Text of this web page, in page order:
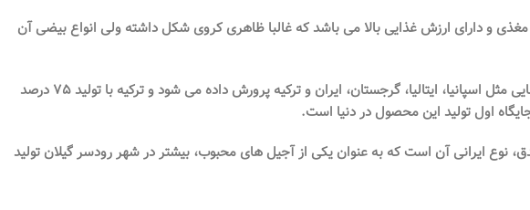
و دارای ارزش غذایی بالا می باشد که غالبا ظاهری کروی شکل داشته ولی انواع بیضی آن
فندق در کشورهایی مثل اسپانیا، ایتالیا، گرجستان، ایران و ترکیه پرورش داده می شود و ترکیه با تولید ۷۵ درصد
اول تولید این محصول در دنیا است.
نوع ایرانی آن است که به عنوان یکی از آجیل های محبوب، بیشتر در شهر رودسر گیلان تولید